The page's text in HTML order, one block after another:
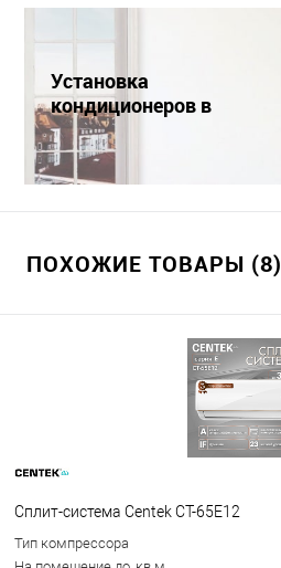
Установка
кондиционеров в
Краснодаре
ПОХОЖИЕ ТОВАРЫ (8)
Сплит-система Centek CT-65E12
Тип компрессора